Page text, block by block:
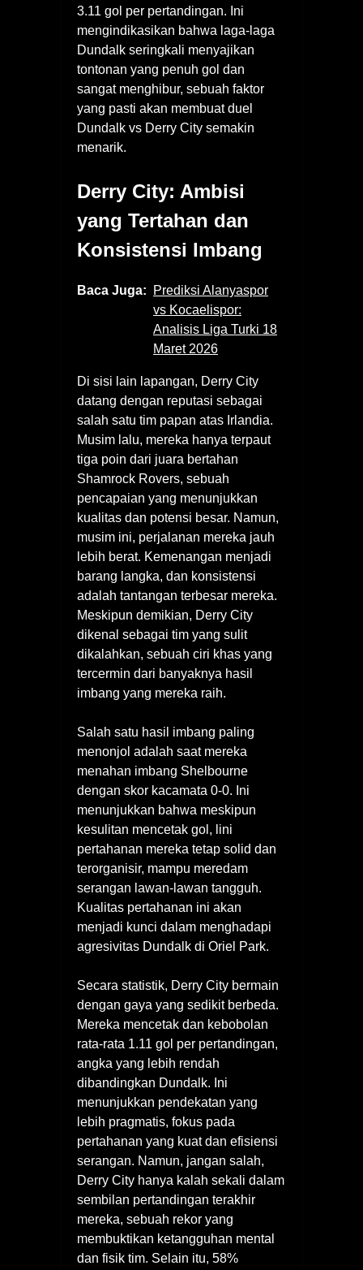
3.11 gol per pertandingan. Ini
mengindikasikan bahwa laga-laga
Dundalk seringkali menyajikan
tontonan yang penuh gol dan
sangat menghibur, sebuah faktor
yang pasti akan membuat duel
Dundalk vs Derry City semakin
menarik.
Derry City: Ambisi
yang Tertahan dan
Konsistensi Imbang
Baca Juga:
Prediksi Alanyaspor
vs Kocaelispor:
Analisis Liga Turki 18
Maret 2026
Di sisi lain lapangan, Derry City
datang dengan reputasi sebagai
salah satu tim papan atas Irlandia.
Musim lalu, mereka hanya terpaut
tiga poin dari juara bertahan
Shamrock Rovers, sebuah
pencapaian yang menunjukkan
kualitas dan potensi besar. Namun,
musim ini, perjalanan mereka jauh
lebih berat. Kemenangan menjadi
barang langka, dan konsistensi
adalah tantangan terbesar mereka.
Meskipun demikian, Derry City
dikenal sebagai tim yang sulit
dikalahkan, sebuah ciri khas yang
tercermin dari banyaknya hasil
imbang yang mereka raih.
Salah satu hasil imbang paling
menonjol adalah saat mereka
menahan imbang Shelbourne
dengan skor kacamata 0-0. Ini
menunjukkan bahwa meskipun
kesulitan mencetak gol, lini
pertahanan mereka tetap solid dan
terorganisir, mampu meredam
serangan lawan-lawan tangguh.
Kualitas pertahanan ini akan
menjadi kunci dalam menghadapi
agresivitas Dundalk di Oriel Park.
Secara statistik, Derry City bermain
dengan gaya yang sedikit berbeda.
Mereka mencetak dan kebobolan
rata-rata 1.11 gol per pertandingan,
angka yang lebih rendah
dibandingkan Dundalk. Ini
menunjukkan pendekatan yang
lebih pragmatis, fokus pada
pertahanan yang kuat dan efisiensi
serangan. Namun, jangan salah,
Derry City hanya kalah sekali dalam
sembilan pertandingan terakhir
mereka, sebuah rekor yang
membuktikan ketangguhan mental
dan fisik tim. Selain itu, 58%